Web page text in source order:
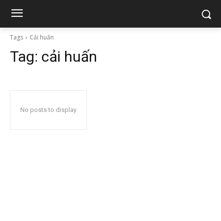
Tags Cải huấn
Tag: cải huấn
No posts to display